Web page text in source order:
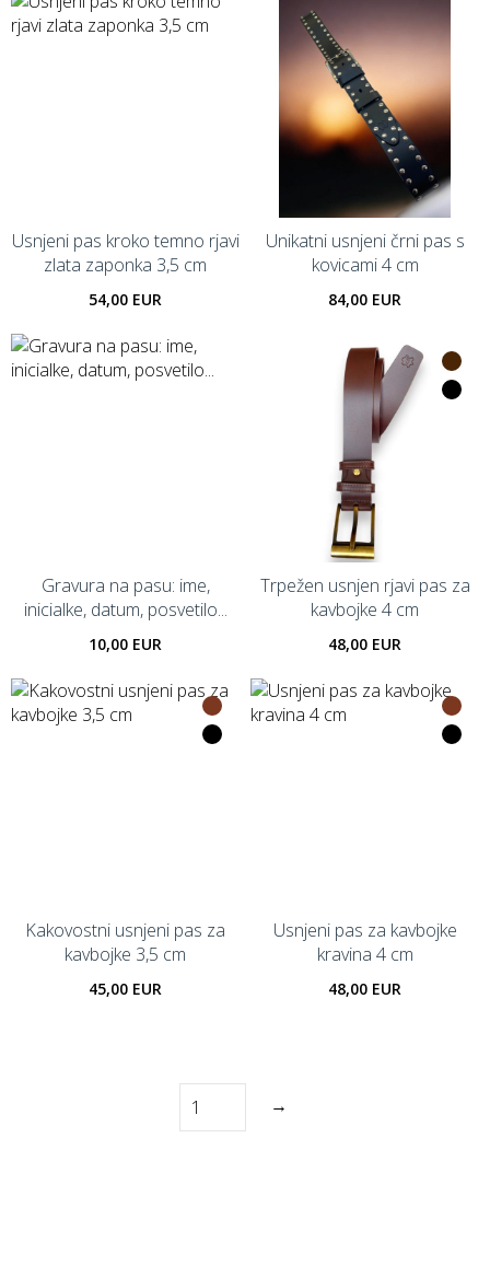
Usnjeni pas kroko temno rjavi
zlata zaponka 3,5 cm
54,00 EUR
Unikatni usnjeni črni pas s
kovicami 4 cm
84,00 EUR
Gravura na pasu: ime,
inicialke, datum, posvetilo...
10,00 EUR
Trpežen usnjen rjavi pas za
kavbojke 4 cm
48,00 EUR
Kakovostni usnjeni pas za
kavbojke 3,5 cm
45,00 EUR
Usnjeni pas za kavbojke
kravina 4 cm
48,00 EUR
→